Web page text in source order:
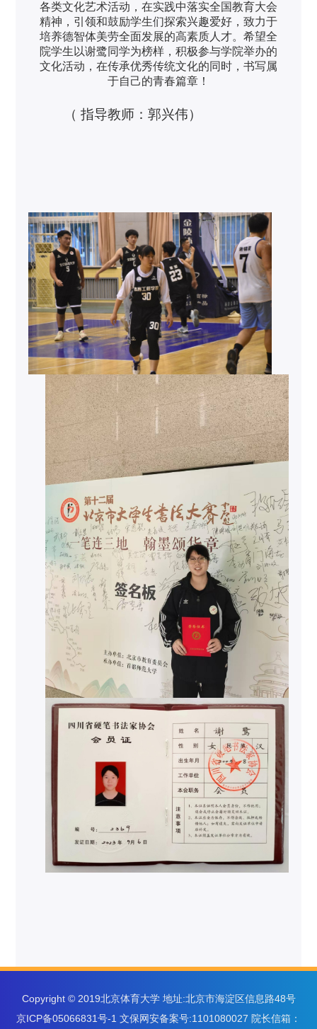
各类文化艺术活动，在实践中落实全国教育大会
精神，引领和鼓励学生们探索兴趣爱好，致力于
培养德智体美劳全面发展的高素质人才。希望全
院学生以谢鹭同学为榜样，积极参与学院举办的
文化活动，在传承优秀传统文化的同时，书写属
于自己的青春篇章！
（ 指导教师：郭兴伟）
Copyright © 2019北京体育大学 地址:北京市海淀区信息路48号
京ICP备05066831号-1 文保网安备案号:1101080027 院长信箱：